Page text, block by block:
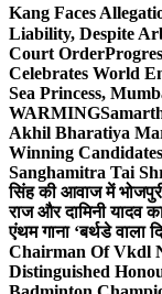
Kang Faces
Liability, Despite
Court Order
Celebrates World
Sea Princess,
WARMING
Akhil Bharatiya
Winning
Sanghamitra Tai
सिंह की आवाज में
राज और दामिनी यादव
एंथम गाना ‘बर्थडे वाला
Chairman Of Vkdl
Distinguished